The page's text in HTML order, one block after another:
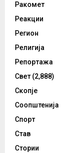
Ракомет
Реакции
Регион
Религија
Репортажа
Свет (2,888)
Скопје
Соопштенија
Спорт
Став
Стории